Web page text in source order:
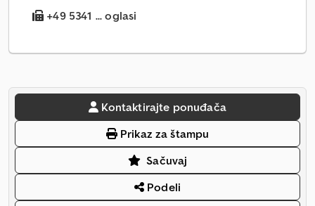
+49 5341 ... oglasi
Kontaktirajte ponuđača
Prikaz za štampu
Sačuvaj
Podeli